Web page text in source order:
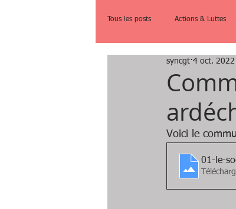
Tous les posts Actions & Luttes
syncgt 4 oct. 2022
Voici le
01-le-